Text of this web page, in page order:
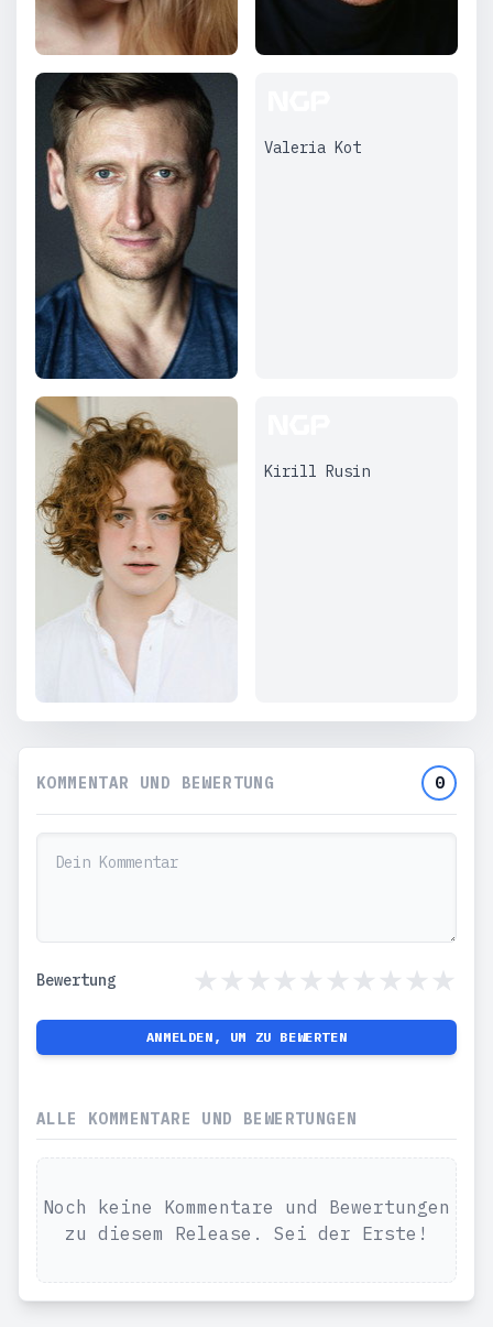
Valeria Kot
Kirill Rusin
KOMMENTAR UND BEWERTUNG 0
Bewertung
ANMELDEN, UM ZU BEWERTEN
ALLE KOMMENTARE UND BEWERTUNGEN
Noch keine Kommentare und Bewertungen
zu diesem Release. Sei der Erste!